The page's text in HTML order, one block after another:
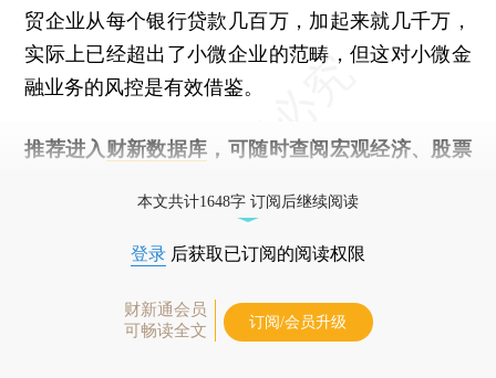
贸企业从每个银行贷款几百万，加起来就几千万，
实际上已经超出了小微企业的范畴，但这对小微金
融业务的风控是有效借鉴。
推荐进入 财新数据库 ，可随时查阅宏观经济、股票
本文共计1648字 订阅后继续阅读
登录 后获取已订阅的阅读权限
财新通会员
可畅读全文
订阅/会员升级